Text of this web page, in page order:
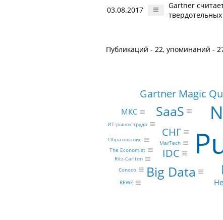
03.08.2017
Gartner
Публикаций - 22, упоминаний -
SaaS
Big Data
СНГ
IDC
Gartner Magic
МКС
ИТ-рынок труда
Образование
MarTech
The Economist
Ritz-Carlton
Conoco
REWE